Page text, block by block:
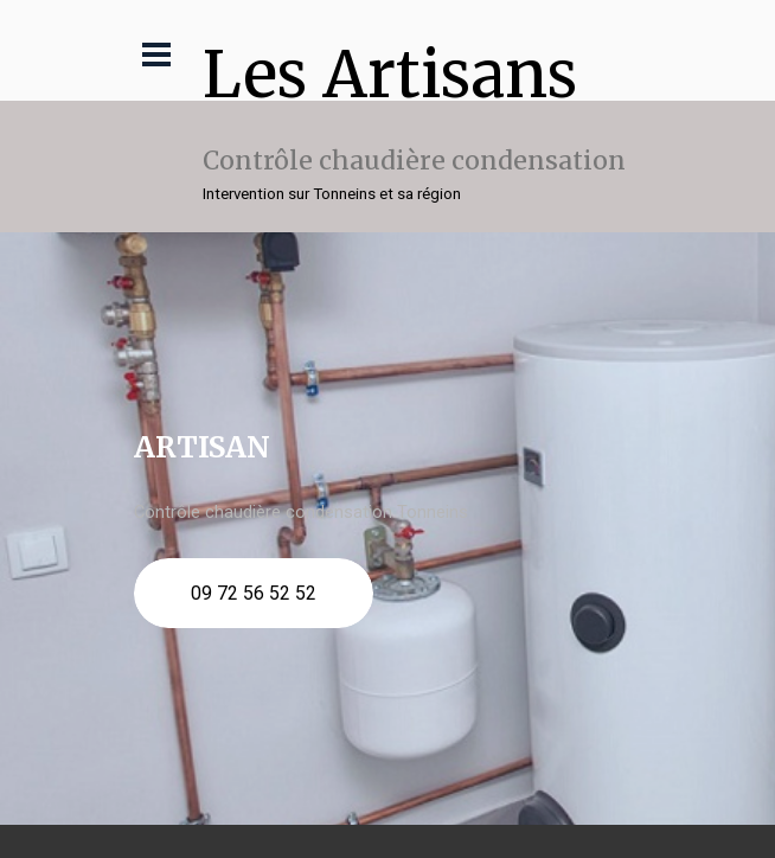
Les Artisans
Contrôle chaudière condensation
Intervention sur Tonneins et sa région
ARTISAN
Contrôle chaudière condensation Tonneins
09 72 56 52 52